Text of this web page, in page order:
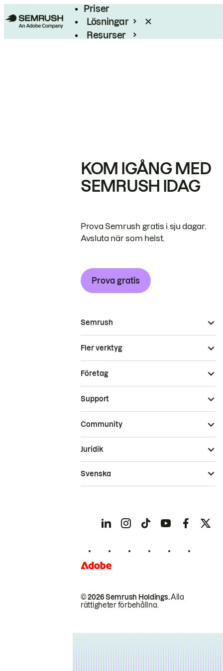
Priser
Lösningar
Resurser
KOM IGÅNG MED
SEMRUSH IDAG
Prova Semrush gratis i sju dagar.
Avsluta när som helst.
Prova gratis
Semrush
Fler verktyg
Företag
Support
Community
© 2026 Semrush Holdings.Alla
rättigheter förbehållna.
Juridik
Svenska